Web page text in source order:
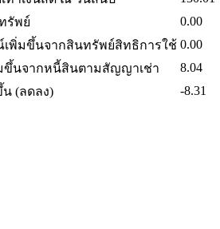
รัพย์
0.00
พิ่มขึ้นจากสินทรัพย์สิทธิการใช้ 0.00
ขึ้นจากหนี้สินตามสัญญาเช่า
8.04
(ลดลง)
-8.31